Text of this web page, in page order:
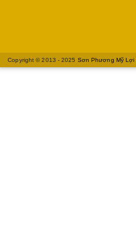
Copyright © 2013 - 2025 Sơn Phương Mỹ Lợi